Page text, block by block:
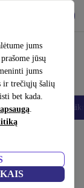
jums
jūsų
jums
ir trečiųjų šalių
bet kada.
.
Išmanieji